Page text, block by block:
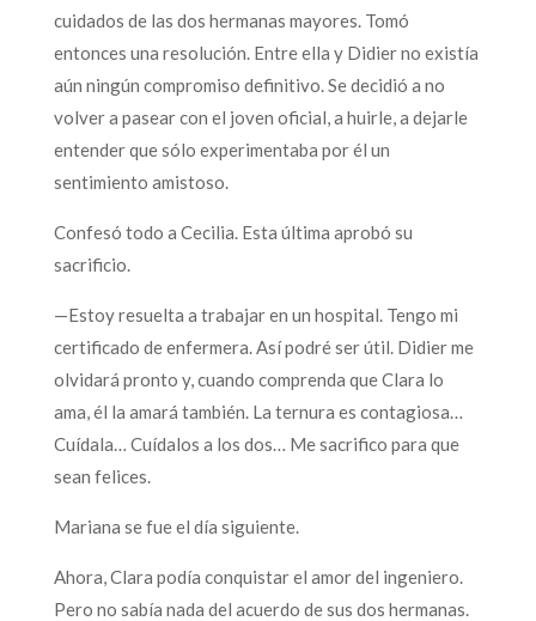
cuidados de las dos hermanas mayores. Tomó
entonces una resolución. Entre ella y Didier no existía
aún ningún compromiso definitivo. Se decidió a no
volver a pasear con el joven oficial, a huirle, a dejarle
entender que sólo experimentaba por él un
sentimiento amistoso.
Confesó todo a Cecilia. Esta última aprobó su
sacrificio.
—Estoy resuelta a trabajar en un hospital. Tengo mi
certificado de enfermera. Así podré ser útil. Didier me
olvidará pronto y, cuando comprenda que Clara lo
ama, él la amará también. La ternura es contagiosa…
Cuídala… Cuídalos a los dos… Me sacrifico para que
sean felices.
Mariana se fue el día siguiente.
Ahora, Clara podía conquistar el amor del ingeniero.
Pero no sabía nada del acuerdo de sus dos hermanas.